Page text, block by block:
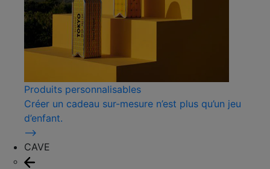
Produits personnalisables
Créer un cadeau sur-mesure n’est plus qu’un jeu
d’enfant.
⟶
CAVE